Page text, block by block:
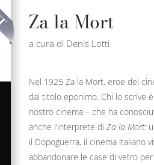
Za la Mort
a cura di Denis Lotti
Nel 1925 Za la Mort, eroe del
dal titolo eponimo. Chi lo scrive
nostro cinema – che ha
anche l’interprete diZa la Mort:
il Dopoguerra, il cinema italiano
abbandonare le case di vetro